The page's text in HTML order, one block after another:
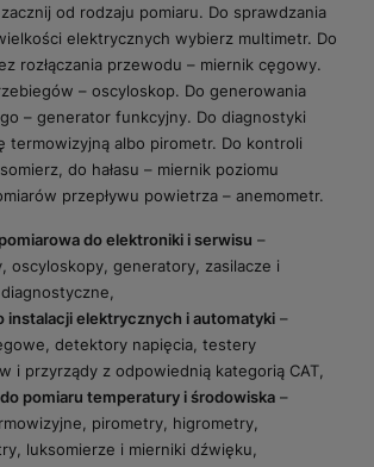
od rodzaju pomiaru. Do sprawdzania
elektrycznych wybierz multimetr. Do
rozłączania przewodu – miernik cęgowy.
– oscyloskop. Do generowania
– generator funkcyjny. Do diagnostyki
termowizyjną albo pirometr. Do kontroli
do hałasu – miernik poziomu
przepływu powietrza – anemometr.
do elektroniki i serwisu –
oscyloskopy, generatory, zasilacze i
instalacji elektrycznych i automatyki –
detektory napięcia, testery
i przyrządy z odpowiednią kategorią CAT,
pomiaru temperatury i środowiska –
pirometry, higrometry,
luksomierze i mierniki dźwięku,